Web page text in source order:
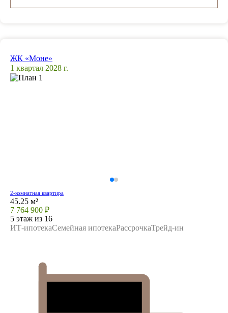
ЖК «Моне»
1 квартал 2028 г.
2-комнатная квартира
45.25 м²
7 764 900 ₽
5 этаж из 16
ИТ-ипотекаСемейная ипотекаРассрочкаТрейд-ин